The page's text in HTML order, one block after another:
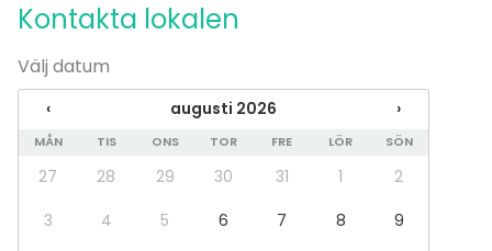
Mässa / Utställning
Rekreation
Stuga / boende
Upplevelse / aktivitet
Julbord / Julfest
Lokal
Restaurang
Kontakta lokalen
Välj datum
‹ augusti 2026 ›
MÅN TIS ONS TOR FRE LÖR SÖN
27 28 29 30 31 1
2
3
4 5 6 7 8
9